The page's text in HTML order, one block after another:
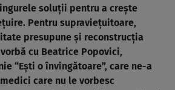
soluţii pentru a creşte
Pentru supravieţuitoare,
presupune şi reconstrucţia
cu Beatrice Popovici,
“Eşti o învingătoare”, care ne-a
care nu le vorbesc